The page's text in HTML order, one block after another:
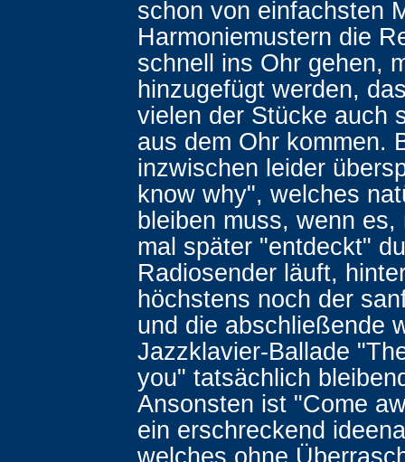
schon von einfachsten
Harmoniemustern die
schnell ins Ohr gehen,
hinzugefügt werden,
vielen der Stücke auch
aus dem Ohr kommen.
inzwischen leider
know why", welches
bleiben muss, wenn es,
mal später "entdeckt"
Radiosender läuft,
höchstens noch der
und die abschließende
Jazzklavier-Ballade
you" tatsächlich
Ansonsten ist "Come
ein erschreckend
welches ohne